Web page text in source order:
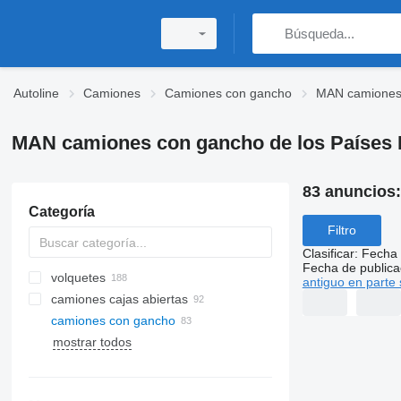
Autoline Camiones Camiones con gancho MAN
MAN camiones con gancho de los Países
Categoría
volquetes
camiones cajas abiertas
camiones con gancho
mostrar todos
83
Filtro
Clasificar: Fecha
Fecha de
antiguo en parte